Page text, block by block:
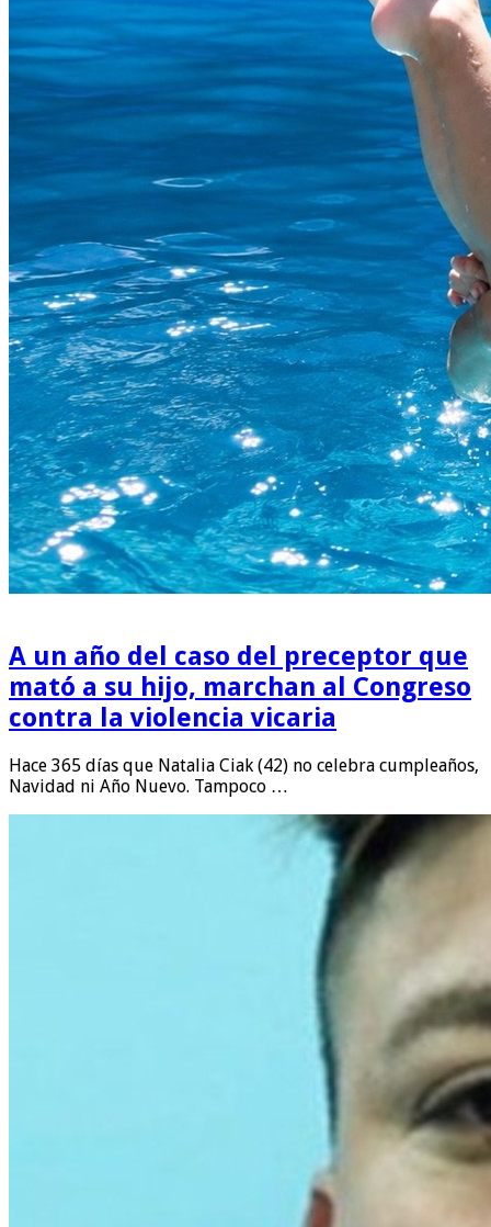
A un año del caso del preceptor que
mató a su hijo, marchan al Congreso
contra la violencia vicaria
Hace 365 días que Natalia Ciak (42) no celebra cumpleaños,
Navidad ni Año Nuevo. Tampoco …